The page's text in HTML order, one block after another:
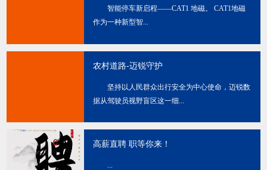
智能停车新启程——CAT1 地磁。 CAT1地磁
作为一种新型智...
农村道路-迈锐守护
坚持以人民群众出行安全为中心使命，迈锐数
据从驾驶员视野盲区这一细...
高薪直聘 职等你来！
...